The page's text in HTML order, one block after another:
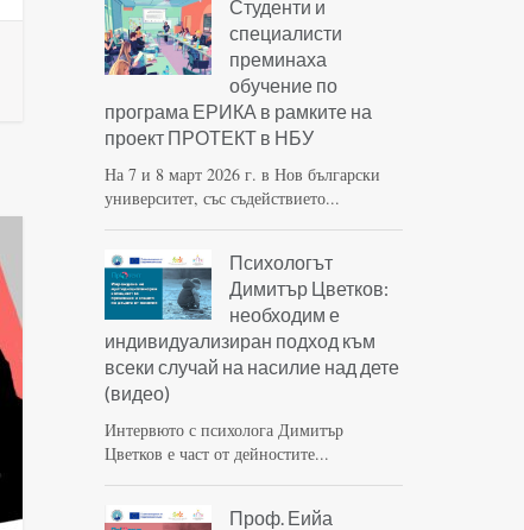
Студенти и
специалисти
преминаха
обучение по
програма ЕРИКА в рамките на
проект ПРОТЕКТ в НБУ
На 7 и 8 март 2026 г. в Нов български
университет, със съдействието...
Психологът
Димитър Цветков:
необходим е
индивидуализиран подход към
всеки случай на насилие над дете
(видео)
Интервюто с психолога Димитър
Цветков е част от дейностите...
Проф. Еийа